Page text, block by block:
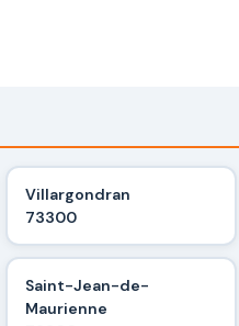
Villargondran
73300
Saint-Jean-de-
Maurienne